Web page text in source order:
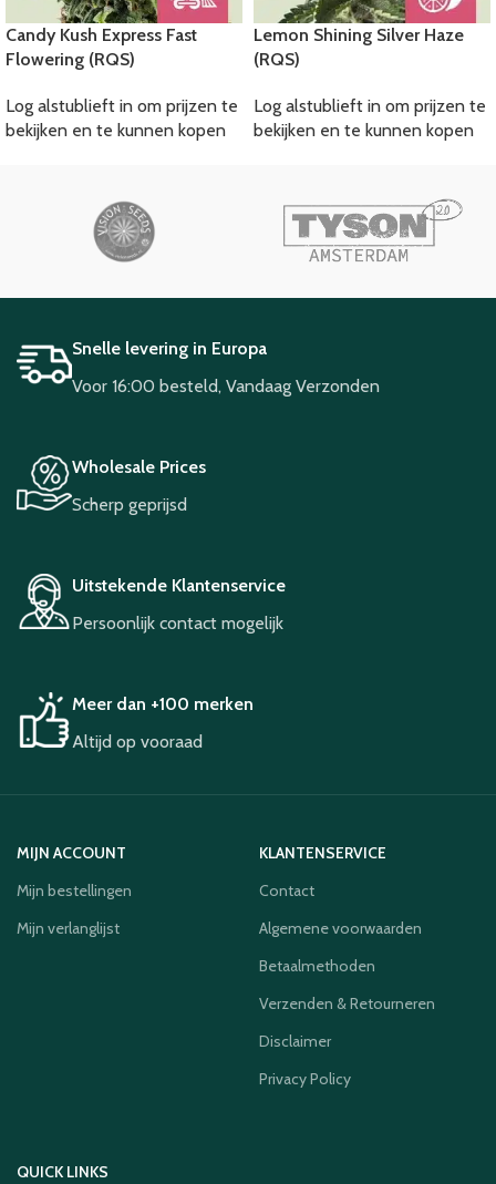
Candy Kush Express Fast
Flowering (RQS)
Log alstublieft in om prijzen te
bekijken en te kunnen kopen
Lemon Shining Silver Haze
(RQS)
Log alstublieft in om prijzen te
bekijken en te kunnen kopen
Snelle levering in Europa
Voor 16:00 besteld, Vandaag Verzonden
Wholesale Prices
Scherp geprijsd
Uitstekende Klantenservice
Persoonlijk contact mogelijk
Meer dan +100 merken
Altijd op vooraad
MIJN ACCOUNT
Mijn bestellingen
Mijn verlanglijst
KLANTENSERVICE
Contact
Algemene voorwaarden
Betaalmethoden
Verzenden & Retourneren
Disclaimer
Privacy Policy
QUICK LINKS